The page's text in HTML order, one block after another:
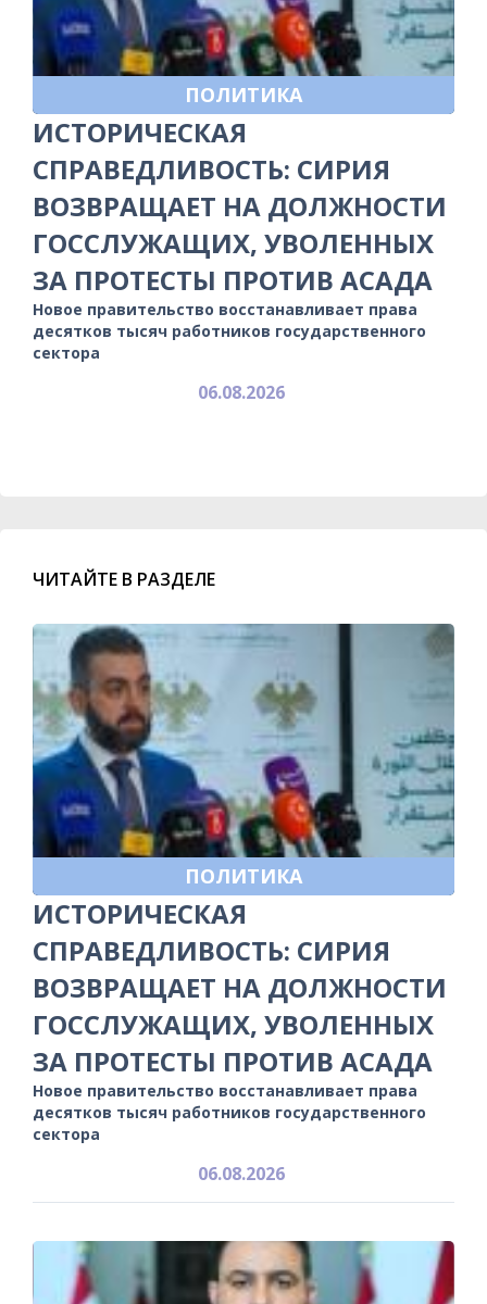
ПОЛИТИКА
ИСТОРИЧЕСКАЯ
СПРАВЕДЛИВОСТЬ: СИРИЯ
ВОЗВРАЩАЕТ НА ДОЛЖНОСТИ
ГОССЛУЖАЩИХ, УВОЛЕННЫХ
ЗА ПРОТЕСТЫ ПРОТИВ АСАДА
Новое правительство восстанавливает права
десятков тысяч работников государственного
сектора
06.08.2026
ЧИТАЙТЕ В РАЗДЕЛЕ
ПОЛИТИКА
ИСТОРИЧЕСКАЯ
СПРАВЕДЛИВОСТЬ: СИРИЯ
ВОЗВРАЩАЕТ НА ДОЛЖНОСТИ
ГОССЛУЖАЩИХ, УВОЛЕННЫХ
ЗА ПРОТЕСТЫ ПРОТИВ АСАДА
Новое правительство восстанавливает права
десятков тысяч работников государственного
сектора
06.08.2026